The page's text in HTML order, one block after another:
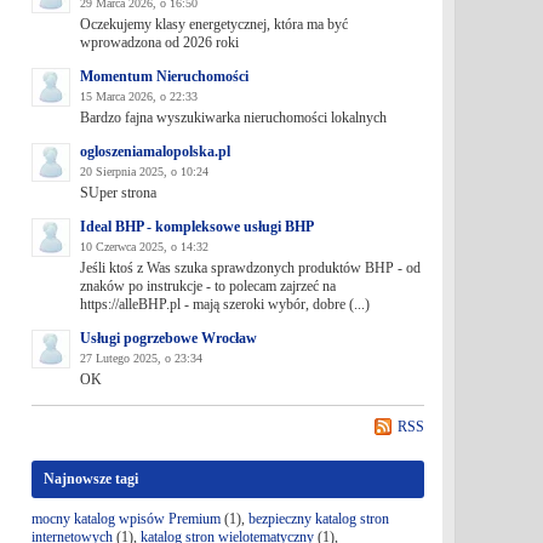
29 Marca 2026, o 16:50
Oczekujemy klasy energetycznej, która ma być
wprowadzona od 2026 roki
Momentum Nieruchomości
15 Marca 2026, o 22:33
Bardzo fajna wyszukiwarka nieruchomości lokalnych
ogloszeniamalopolska.pl
20 Sierpnia 2025, o 10:24
SUper strona
Ideal BHP - kompleksowe usługi BHP
10 Czerwca 2025, o 14:32
Jeśli ktoś z Was szuka sprawdzonych produktów BHP - od
znaków po instrukcje - to polecam zajrzeć na
https://alleBHP.pl - mają szeroki wybór, dobre (...)
Usługi pogrzebowe Wrocław
27 Lutego 2025, o 23:34
OK
RSS
Najnowsze tagi
mocny katalog wpisów Premium(1), bezpieczny katalog stron
internetowych(1), katalog stron wielotematyczny(1),